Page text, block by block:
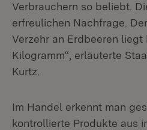
Verbrauchern so beliebt.
erfreulichen Nachfrage.
Verzehr an Erdbeeren liegt
Kilogramm“, erläuterte
Kurtz.
Im Handel erkennt man
kontrollierte Produkte aus